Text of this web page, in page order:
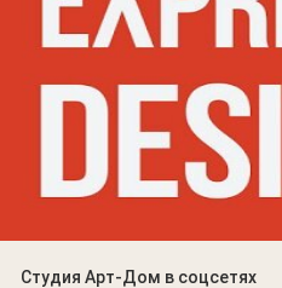
Студия Арт-Дом в соцсетях